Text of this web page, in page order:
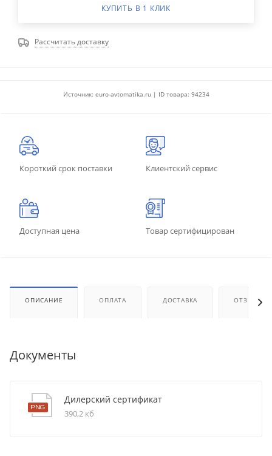
КУПИТЬ В 1 КЛИК
Рассчитать доставку
Источник: euro-avtomatika.ru | ID товара: 94234
Короткий срок поставки Клиентский сервис
Доступная цена Товар сертифицирован
ОПИСАНИЕ ОПЛАТА ДОСТАВКА ОТЗЫВЫ
Документы
Дилерский сертификат
390,2 кб